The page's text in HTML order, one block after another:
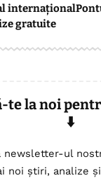
internațional
gratuite
te la noi
⬇️
newsletter-ul
noi știri, analize